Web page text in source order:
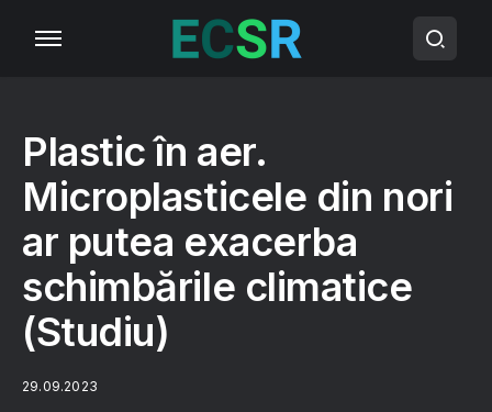
Plastic în aer.
Microplasticele din nori
ar putea exacerba
schimbările climatice
(Studiu)
29.09.2023